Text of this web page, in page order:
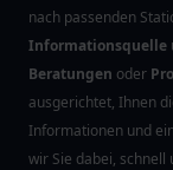
nach passenden
Informationsquelle
Beratungen oder
ausgerichtet, Ihnen
Informationen und
wir Sie dabei,